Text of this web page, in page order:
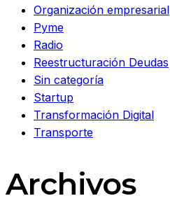
Organización empresarial
Pyme
Radio
Reestructuración Deudas
Sin categoría
Startup
Transformación Digital
Transporte
Archivos